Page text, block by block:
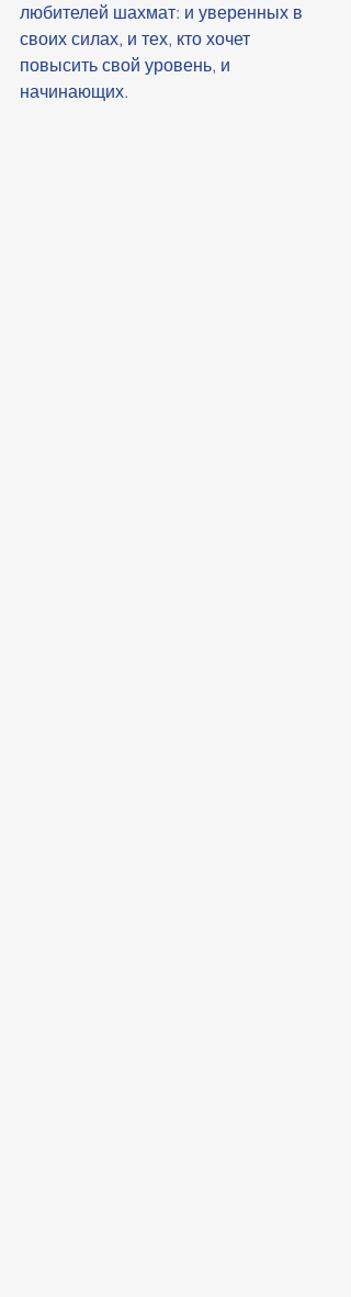
любителей шахмат: и уверенных в
своих силах, и тех, кто хочет
повысить свой уровень, и
начинающих.